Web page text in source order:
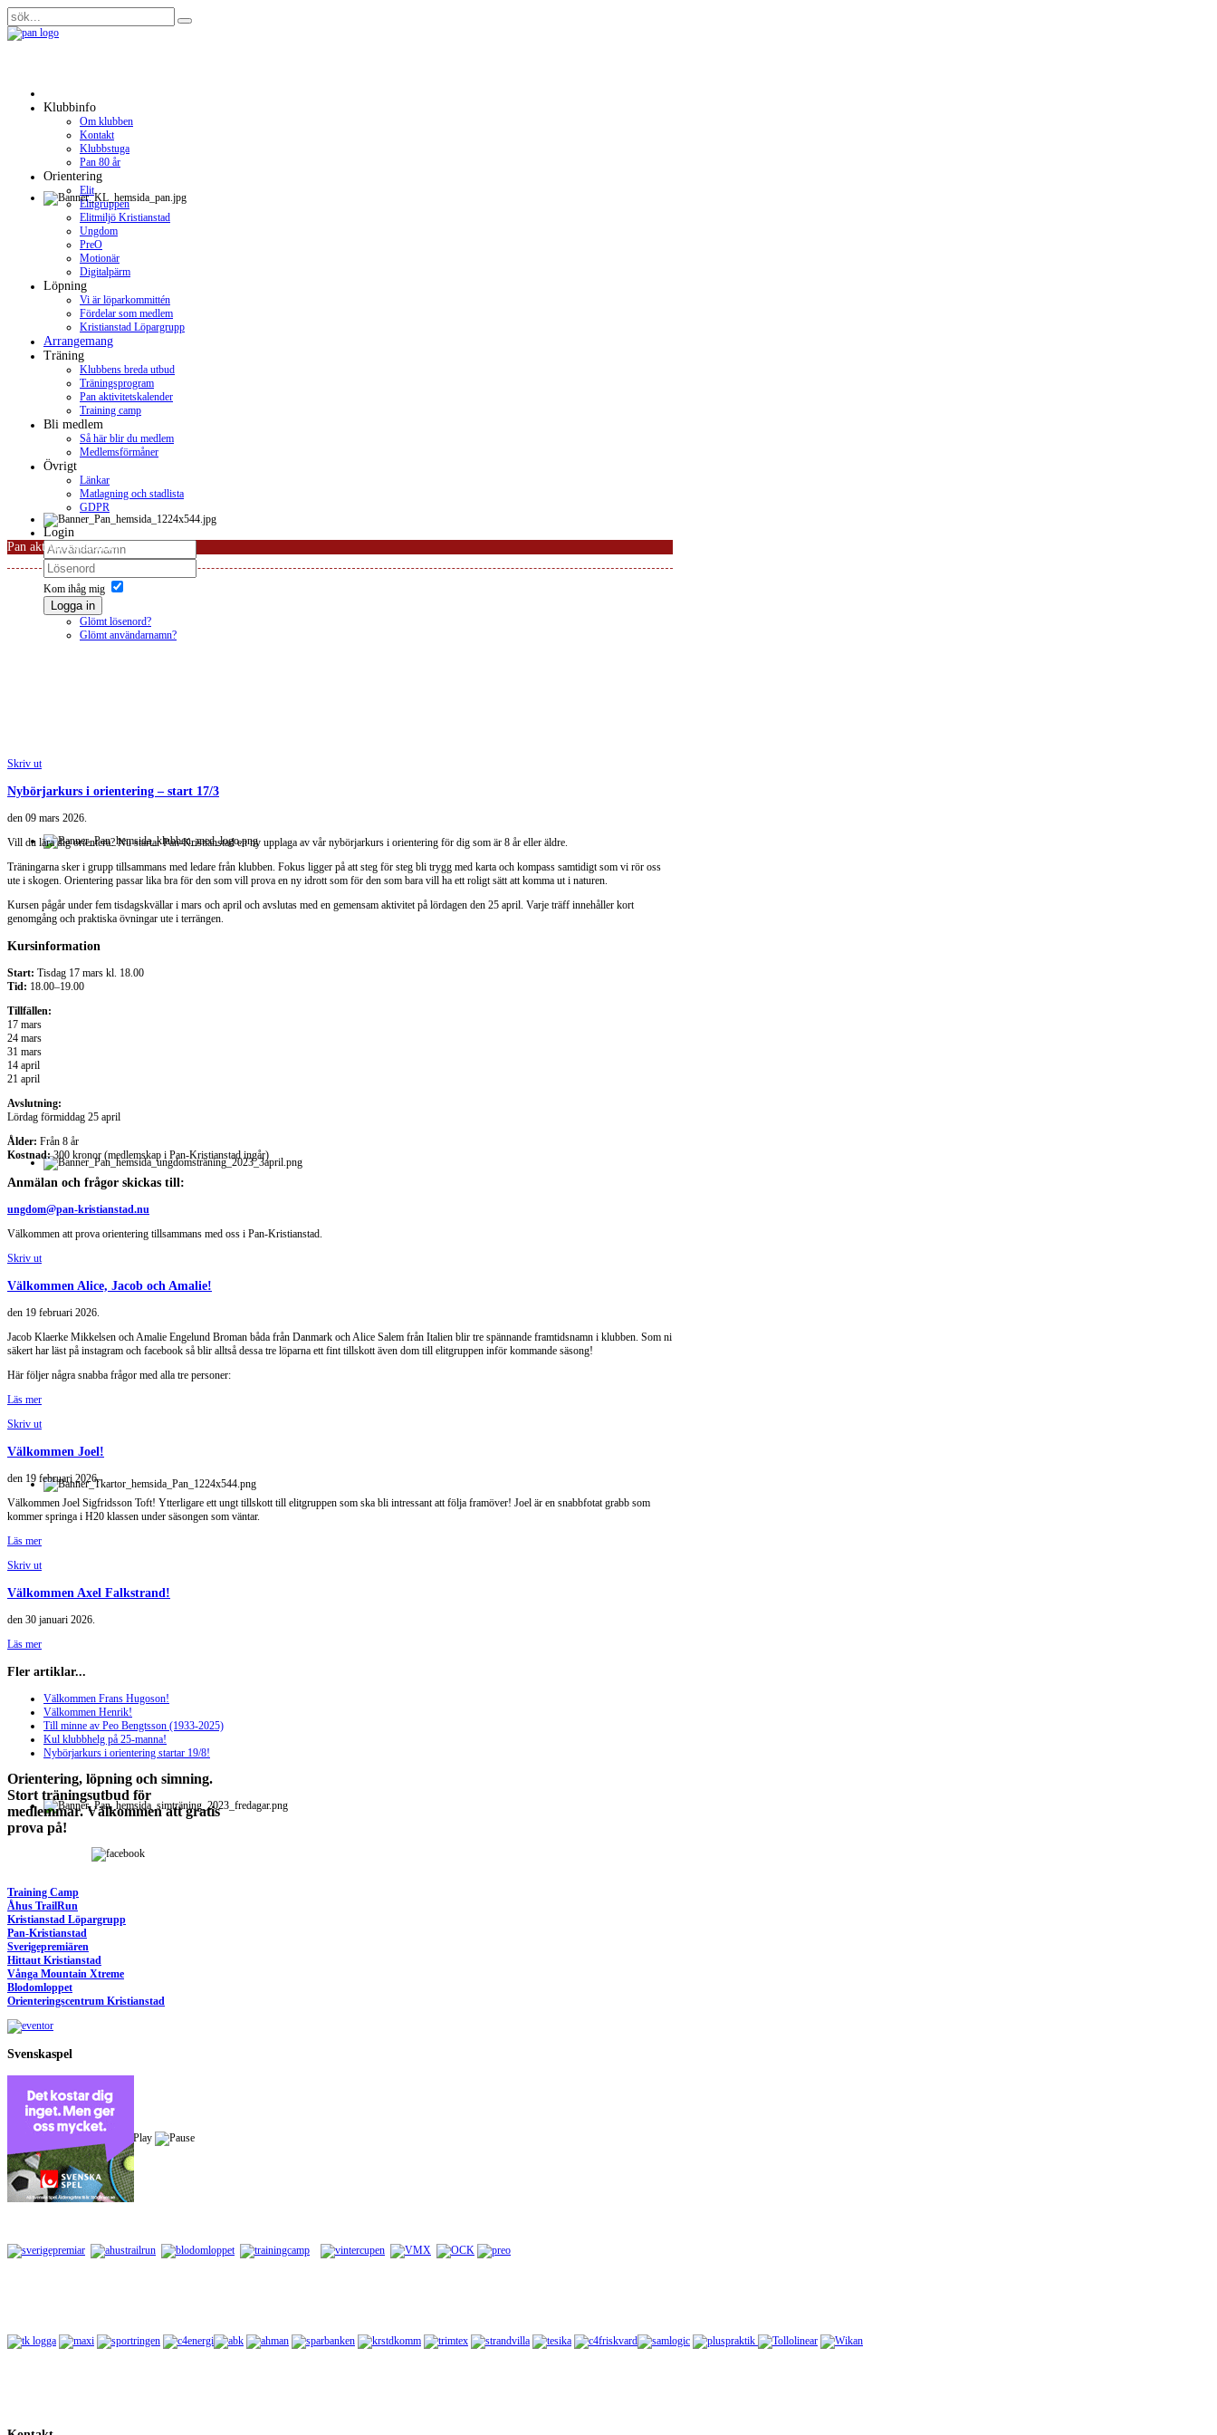
Klubbinfo
Om klubben
Kontakt
Klubbstuga
Pan 80 år
Orientering
Elit
Elitgruppen
Elitmiljö Kristianstad
Ungdom
PreO
Motionär
Digitalpärm
Löpning
Vi är löparkommittén
Fördelar som medlem
Kristianstad Löpargrupp
Arrangemang
Träning
Klubbens breda utbud
Träningsprogram
Pan aktivitetskalender
Training camp
Bli medlem
Så här blir du medlem
Medlemsförmåner
Övrigt
Länkar
Matlagning och stadlista
GDPR
Login
Kom ihåg mig
Logga in
Glömt lösenord?
Glömt användarnamn?
Pan aktivitetskalender
Skriv ut
Nybörjarkurs i orientering – start 17/3
den 09 mars 2026.
Vill du lära dig orientera? Nu startar Pan-Kristianstad en ny upplaga av vår nybörjarkurs i orientering för dig som är 8 år eller äldre.
Träningarna sker i grupp tillsammans med ledare från klubben. Fokus ligger på att steg för steg bli trygg med karta och kompass samtidigt som vi rör oss
ute i skogen. Orientering passar lika bra för den som vill prova en ny idrott som för den som bara vill ha ett roligt sätt att komma ut i naturen.
Kursen pågår under fem tisdagskvällar i mars och april och avslutas med en gemensam aktivitet på lördagen den 25 april. Varje träff innehåller kort
genomgång och praktiska övningar ute i terrängen.
Kursinformation
Start: Tisdag 17 mars kl. 18.00
Tid: 18.00–19.00
Tillfällen:
17 mars
24 mars
31 mars
14 april
21 april
Avslutning:
Lördag förmiddag 25 april
Ålder: Från 8 år
Kostnad:300 kronor (medlemskap i Pan-Kristianstad ingår)
Anmälan och frågor skickas till:
ungdom@pan-kristianstad.nu
Välkommen att prova orientering tillsammans med oss i Pan-Kristianstad.
Skriv ut
Välkommen Alice, Jacob och Amalie!
den 19 februari 2026.
Jacob Klaerke Mikkelsen och Amalie Engelund Broman båda från Danmark och Alice Salem från Italien blir tre spännande framtidsnamn i klubben. Som ni
säkert har läst på instagram och facebook så blir alltså dessa tre löparna ett fint tillskott även dom till elitgruppen inför kommande säsong!
Här följer några snabba frågor med alla tre personer:
Läs mer
Skriv ut
Välkommen Joel!
den 19 februari 2026.
Välkommen Joel Sigfridsson Toft! Ytterligare ett ungt tillskott till elitgruppen som ska bli intressant att följa framöver! Joel är en snabbfotat grabb som
kommer springa i H20 klassen under säsongen som väntar.
Läs mer
Skriv ut
Välkommen Axel Falkstrand!
den 30 januari 2026.
Läs mer
Fler artiklar...
Välkommen Frans Hugoson!
Välkommen Henrik!
Till minne av Peo Bengtsson (1933-2025)
Kul klubbhelg på 25-manna!
Nybörjarkurs i orientering startar 19/8!
Orientering, löpning och simning.
Stort träningsutbud för
medlemmar. Välkommen att gratis
prova på!
Training Camp
Åhus TrailRun
Kristianstad Löpargrupp
Pan-Kristianstad
Sverigepremiären
Hittaut Kristianstad
Vånga Mountain Xtreme
Blodomloppet
Orienteringscentrum Kristianstad
Svenskaspel